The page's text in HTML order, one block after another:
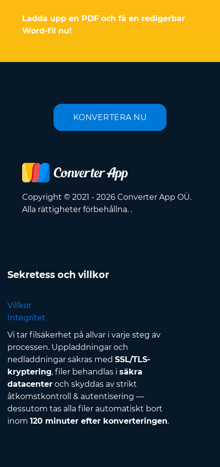
Ladda upp en PDF och få en redigerbar
Word-fil nu!
KONVERTERA NU
Copyright © 2021 - 2026 Converter App OÜ.
Alla rättigheter förbehållna. .
Sekretess och villkor
Villkor
Integritet
Vi tar filsäkerhet på allvar i varje steg av
processen. Uppladdningar och
nedladdningar säkras med SSL/TLS-
kryptering, filer behandlas i säkra
datacenter och skyddas av strikt
åtkomstkontroll & autentisering —
dessutom tas alla filer automatiskt bort
inom 120 minuter efter konverteringen.